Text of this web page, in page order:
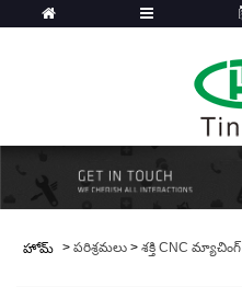
హోమ్ > పరిశ్రమలు > శక్తి CNC మ్యాచింగ్